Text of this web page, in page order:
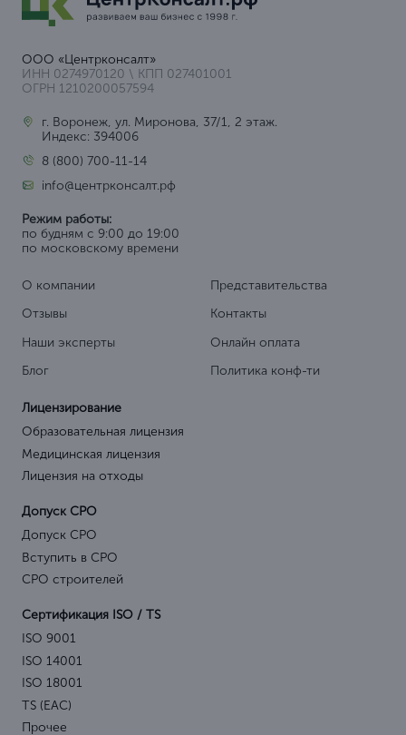
ООО «Центрконсалт»
ИНН 0274970120 \ КПП 027401001
ОГРН 1210200057594
г. Воронеж, ул. Миронова, 37/1, 2 этаж.
Индекс: 394006
8 (800) 700-11-14
info@центрконсалт.рф
Режим работы:
по будням с 9:00 до 19:00
по московскому времени
О компании
Отзывы
Наши эксперты
Блог
Представительства
Контакты
Онлайн оплата
Политика конф-ти
Лицензирование
Образовательная лицензия
Медицинская лицензия
Лицензия на отходы
Допуск СРО
Допуск СРО
Вступить в СРО
СРО строителей
Сертификация ISO / TS
ISO 9001
ISO 14001
ISO 18001
TS (EAC)
Прочее